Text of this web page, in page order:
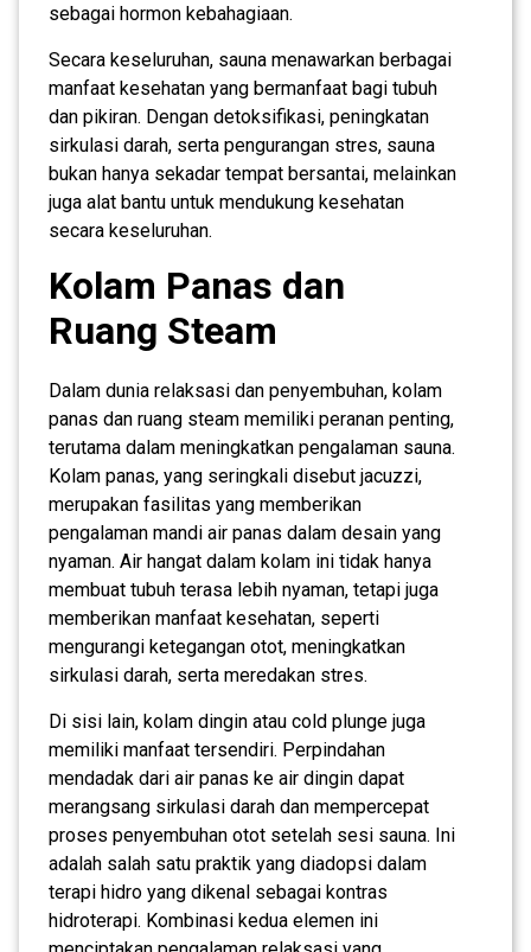
sebagai hormon kebahagiaan.
Secara keseluruhan, sauna menawarkan berbagai
manfaat kesehatan yang bermanfaat bagi tubuh
dan pikiran. Dengan detoksifikasi, peningkatan
sirkulasi darah, serta pengurangan stres, sauna
bukan hanya sekadar tempat bersantai, melainkan
juga alat bantu untuk mendukung kesehatan
secara keseluruhan.
Kolam Panas dan
Ruang Steam
Dalam dunia relaksasi dan penyembuhan, kolam
panas dan ruang steam memiliki peranan penting,
terutama dalam meningkatkan pengalaman sauna.
Kolam panas, yang seringkali disebut jacuzzi,
merupakan fasilitas yang memberikan
pengalaman mandi air panas dalam desain yang
nyaman. Air hangat dalam kolam ini tidak hanya
membuat tubuh terasa lebih nyaman, tetapi juga
memberikan manfaat kesehatan, seperti
mengurangi ketegangan otot, meningkatkan
sirkulasi darah, serta meredakan stres.
Di sisi lain, kolam dingin atau cold plunge juga
memiliki manfaat tersendiri. Perpindahan
mendadak dari air panas ke air dingin dapat
merangsang sirkulasi darah dan mempercepat
proses penyembuhan otot setelah sesi sauna. Ini
adalah salah satu praktik yang diadopsi dalam
terapi hidro yang dikenal sebagai kontras
hidroterapi. Kombinasi kedua elemen ini